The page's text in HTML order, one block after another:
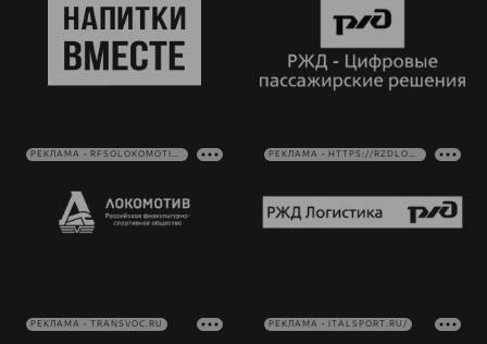
РЕКЛАМА • RFSOLOKOMOTIV.RU РЕКЛАМА • HTTPS://RZDLOG.RU/
РЕКЛАМА • TRANSVOC.RU РЕКЛАМА • ITALSPORT.RU/